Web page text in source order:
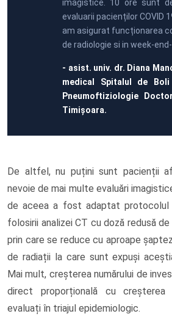
imagistice. 10 ore sunt
evaluarii pacienților COVID
am asigurat funcționarea
de radiologie si in week-end-
- asist. univ. dr. Diana
medical Spitalul de
Pneumoftiziologie
Timișoara.
De altfel, nu puțini sunt pacienții
nevoie de mai multe evaluări
de aceea a fost adaptat protocolul
folosirii analizei CT cu doză redusă
prin care se reduce cu aproape
de radiații la care sunt expuși
Mai mult, creșterea numărului de
direct proporțională cu creșterea
evaluați în triajul epidemiologic.